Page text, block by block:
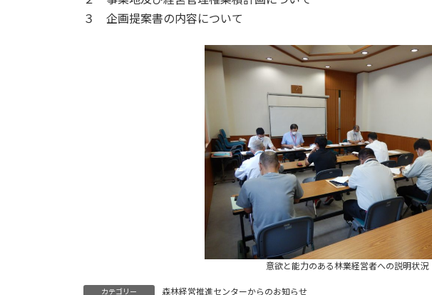
３ 企画提案書の内容について
意欲と能力のある林業経営者への説明状況
カテゴリー 森林経営推進センターからのお知らせ